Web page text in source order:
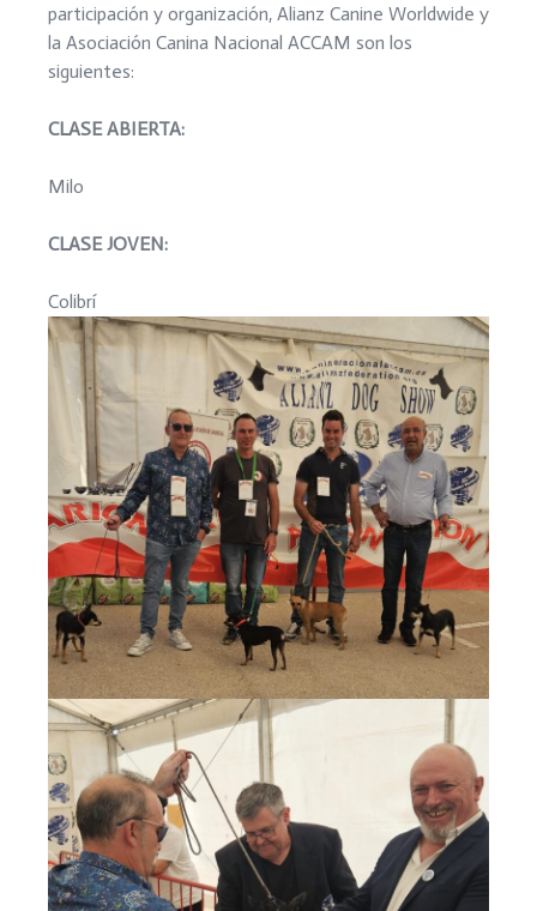
participación y organización, Alianz Canine Worldwide y
la Asociación Canina Nacional ACCAM son los
siguientes:
CLASE ABIERTA:
Milo
CLASE JOVEN:
Colibrí